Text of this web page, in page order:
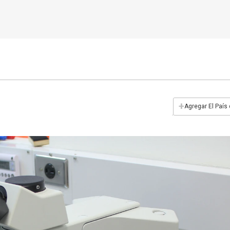
+Agregar El País